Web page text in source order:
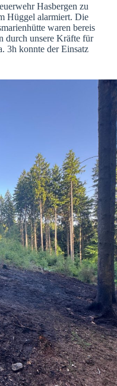
Hasbergen zu
Hüggel alarmiert. Die
waren bereis
durch unsere Kräfte für
3h konnte der Einsatz